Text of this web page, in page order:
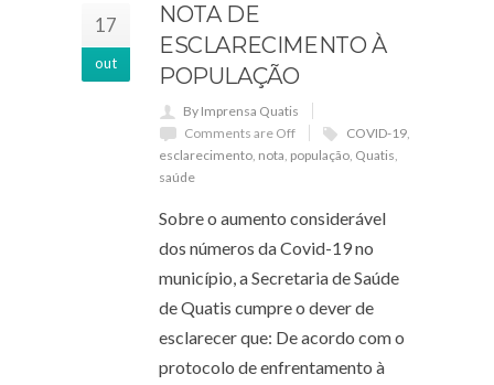
17
out
NOTA DE
ESCLARECIMENTO À
POPULAÇÃO
By Imprensa Quatis
Comments are Off
COVID-19,
esclarecimento, nota, população, Quatis,
saúde
Sobre o aumento considerável
dos números da Covid-19 no
município, a Secretaria de Saúde
de Quatis cumpre o dever de
esclarecer que: De acordo com o
protocolo de enfrentamento à